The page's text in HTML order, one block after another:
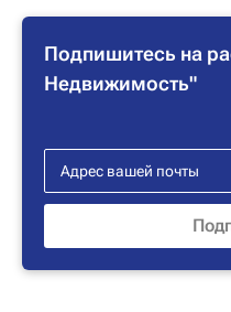
Подпишитесь на
Недвижимость"